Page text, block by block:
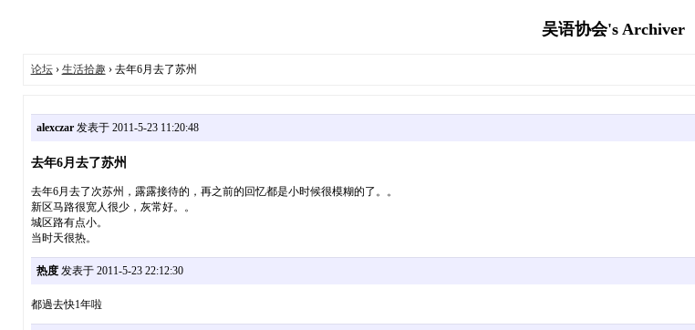
吴语协会's Archiver
论坛› 生活拾趣 › 去年6月去了苏州
alexczar发表于 2011-5-23 11:20:48
去年6月去了苏州
去年6月去了次苏州，露露接待的，再之前的回忆都是小时候很模糊的了。。
新区马路很宽人很少，灰常好。。
城区路有点小。
当时天很热。
热度发表于 2011-5-23 22:12:30
都過去快1年啦